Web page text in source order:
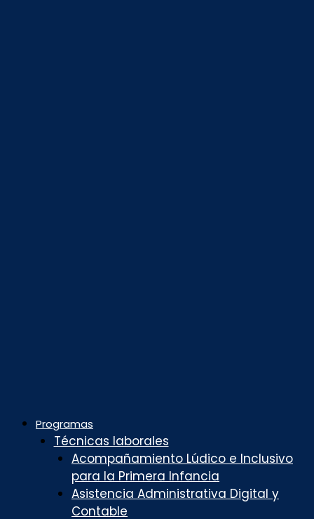
Programas
Técnicas laborales
Acompañamiento Lúdico e Inclusivo
para la Primera Infancia
Asistencia Administrativa Digital y
Contable